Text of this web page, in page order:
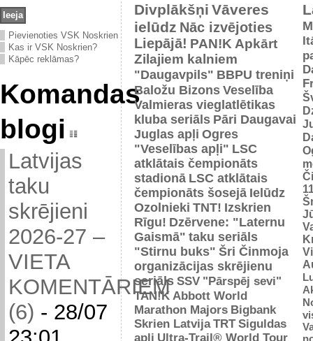
Pievienoties VSK Noskrien
Kas ir VSK Noskrien?
Kāpēc reklāmas?
Komandas
blogi
Latvijas
taku
skrējieni
2026-27 –
VIETA
KOMENTĀRIEM
(6) - 28/07
Divplākšņi Vāveres
ielūdz Nāc izvējoties
Liepājā! PAN!K Apkārt
Zilajiem kalniem
"Daugavpils" BBPU treniņi
Baložu BizonsVeselība
Valmieras vieglatlētikas
kluba seriāls Pāri Daugavai
Juglas apļi Ogres
"Veselības apļi" LSC
atklātais čempionāts
stadionā LSC atklātais
čempionāts šosejā Ielūdz
Ozolnieki TNT! Izskrien
Rīgu! Dzērvene: "Laternu
Gaismā" taku seriāls
"Stirnu buks" Šri Činmoja
organizācijas skrējienu
seriāls SSV "Pārspēj sevi"
TAN!K Abbott World
Marathon Majors Bigbank
Skrien Latvija TRT Siguldas
apļi Ultra-Trail® World Tour